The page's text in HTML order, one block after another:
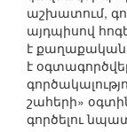
աշխատում,
այդպիսով
է քաղաքական
է
շահերի»
գործելու